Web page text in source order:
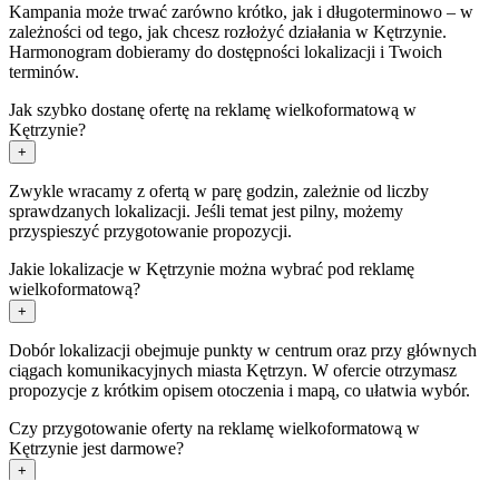
Kampania może trwać zarówno krótko, jak i długoterminowo – w
zależności od tego, jak chcesz rozłożyć działania w Kętrzynie.
Harmonogram dobieramy do dostępności lokalizacji i Twoich
terminów.
Jak szybko dostanę ofertę na reklamę wielkoformatową w
Kętrzynie?
+
Zwykle wracamy z ofertą w parę godzin, zależnie od liczby
sprawdzanych lokalizacji. Jeśli temat jest pilny, możemy
przyspieszyć przygotowanie propozycji.
Jakie lokalizacje w Kętrzynie można wybrać pod reklamę
wielkoformatową?
+
Dobór lokalizacji obejmuje punkty w centrum oraz przy głównych
ciągach komunikacyjnych miasta Kętrzyn. W ofercie otrzymasz
propozycje z krótkim opisem otoczenia i mapą, co ułatwia wybór.
Czy przygotowanie oferty na reklamę wielkoformatową w
Kętrzynie jest darmowe?
+